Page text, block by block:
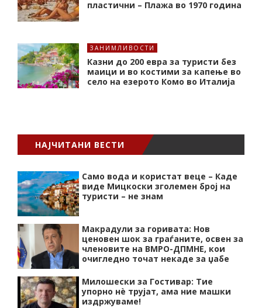
пластични – Плажа во 1970 година
ЗАНИМЛИВОСТИ
Казни до 200 евра за туристи без
маици и во костими за капење во
село на езерото Комо во Италија
НАЈЧИТАНИ ВЕСТИ
Само вода и користат веце – Каде
виде Мицкоски зголемен број на
туристи – не знам
Макрадули за горивата: Нов
ценовен шок за граѓаните, освен за
членовите на ВМРО-ДПМНЕ, кои
очигледно точат некаде за џабе
Милошески за Гостивар: Тие
упорно нѐ трујат, ама ние машки
издржуваме!